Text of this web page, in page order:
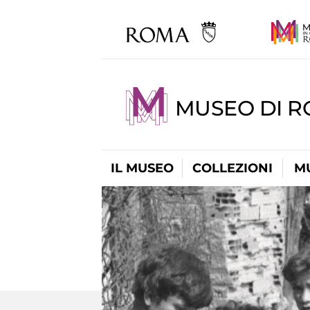
MUSEO DI
IL MUSEO COLLEZIONI